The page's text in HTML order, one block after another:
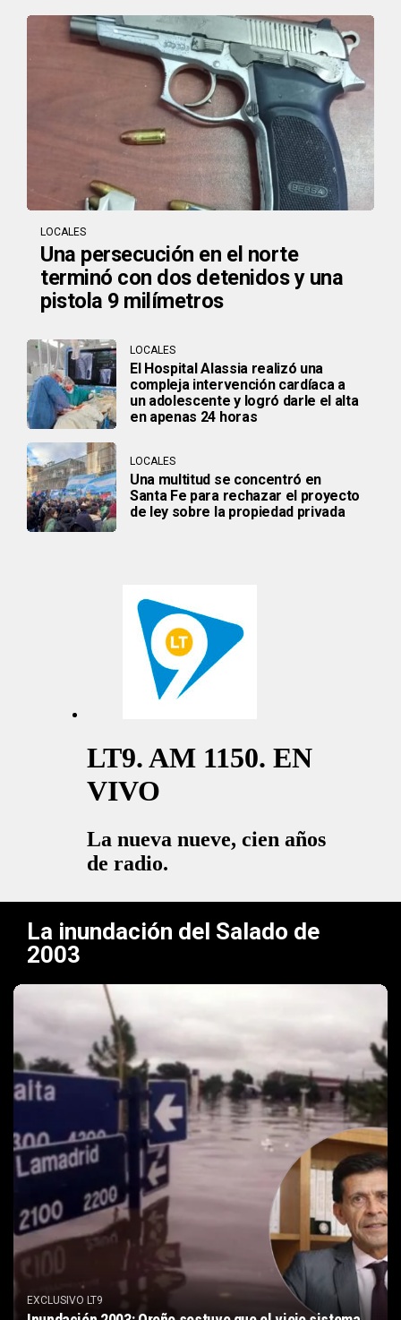
LOCALES
Una persecución en el norte
terminó con dos detenidos y una
pistola 9 milímetros
LOCALES
El Hospital Alassia realizó una
compleja intervención cardíaca a
un adolescente y logró darle el alta
en apenas 24 horas
LOCALES
Una multitud se concentró en
Santa Fe para rechazar el proyecto
de ley sobre la propiedad privada
La inundación del Salado de
2003
EXCLUSIVO LT9